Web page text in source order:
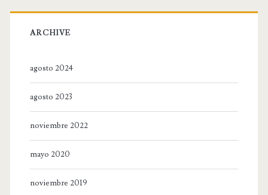
ARCHIVE
agosto 2024
agosto 2023
noviembre 2022
mayo 2020
noviembre 2019